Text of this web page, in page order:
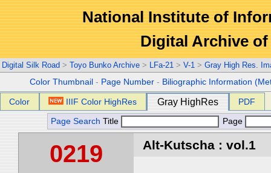
National Institute of
Digital Archive
Digital Silk Road > Toyo Bunko Archive > LFa-21 > V-1 > Gray High Res.
Color Thumbnail - Page Number - Biliographic Information
Color IIIF Color HighRes Gray HighRes PDF
Page Search Title Page
0219 Alt-Kutscha : vol.1